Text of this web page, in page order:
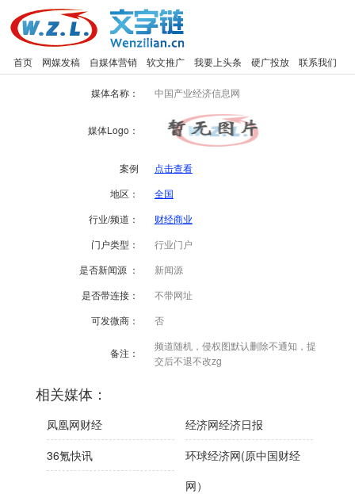
首页 网媒发稿 自媒体营销 软文推广 我要上头条 硬广投放 联系我们
媒体名称： 中国产业经济信息网
媒体Logo：
案例
点击查看
地区：
全国
行业/频道：
财经商业
门户类型：
行业门户
是否新闻源 ：
新闻源
是否带连接：
不带网址
可发微商：
否
备注：
频道随机，侵权图默认删除不通知，提
交后不退不改zg
相关媒体：
凤凰网财经
经济网经济日报
36氪快讯
环球经济网(原中国财经
网）